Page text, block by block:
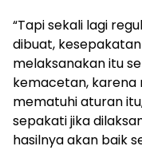
“Tapi sekali lagi
dibuat,
melaksanakan itu
kemacetan, karena
mematuhi aturan
sepakati jika
hasilnya akan baik